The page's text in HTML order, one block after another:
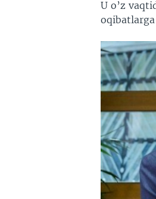
U o’z